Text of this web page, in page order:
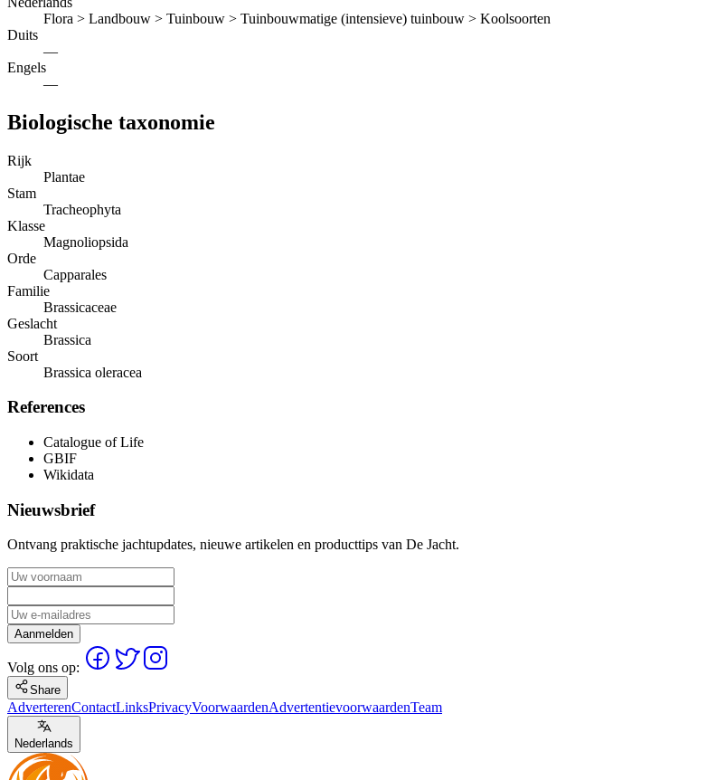
Flora > Landbouw > Tuinbouw > Tuinbouwmatige (intensieve) tuinbouw > Koolsoorten
Duits
—
Engels
—
Biologische taxonomie
Rijk
Plantae
Stam
Tracheophyta
Klasse
Magnoliopsida
Orde
Capparales
Familie
Brassicaceae
Geslacht
Brassica
Soort
Brassica oleracea
References
Catalogue of Life
GBIF
Wikidata
Nieuwsbrief
Ontvang praktische jachtupdates, nieuwe artikelen en producttips van De Jacht.
Aanmelden
Volg ons op:
Share
AdverterenContactLinksPrivacyVoorwaardenAdvertentievoorwaardenTeam
Nederlands